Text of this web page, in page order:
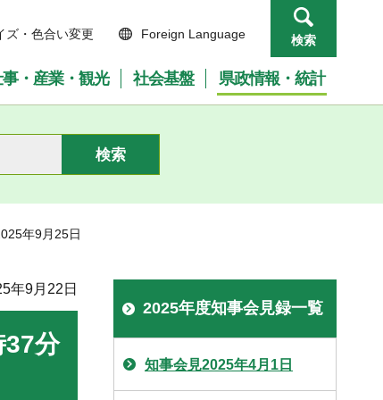
ズ・色合い変更 Foreign Language 検索
・産業・観光 社会基盤 県政情報・統計
年9月25日
年9月22日
37分
2025年度知事会見録一覧
知事会見2025年4月1日